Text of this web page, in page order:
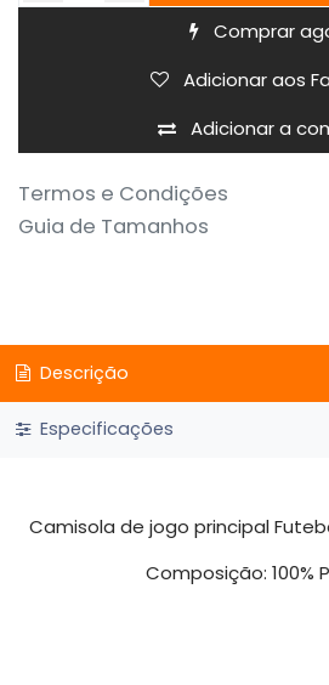
Comprar
Adicionar a
Adicionar aos
Termos e Condições
Guia de Tamanhos
Descrição
Especificações
Camisola de jogo principal
Composição: 100%